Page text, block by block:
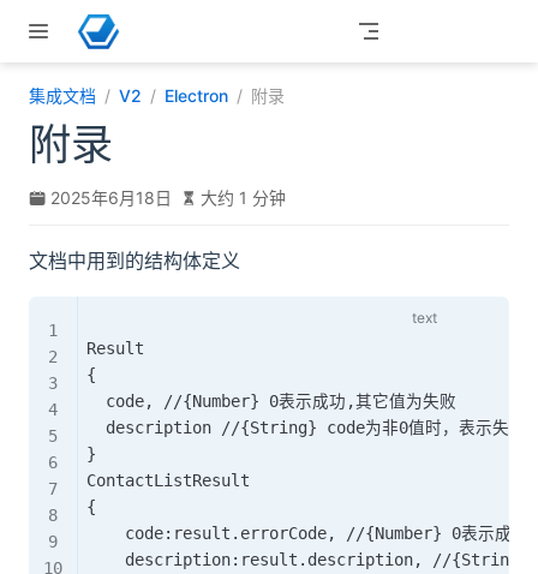
跳至主要內容
集成文档 V2 Electron 附录
附录
2025年6月18日 大约 1 分钟
文档中用到的结构体定义
Result
{
  code, //{Number} 0表示成功,其它值为失败
description //{String} code为非0值时，表示失败
}
ContactListResult
{
code:result.errorCode, //{Number} 0表示成功,
description:result.description, //{String}